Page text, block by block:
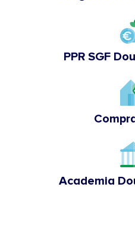
PPR SGF
Academia